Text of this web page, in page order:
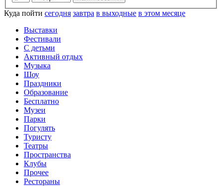
Куда пойти сегодня завтра в выходные в этом месяце
Выставки
Фестивали
С детьми
Активный отдых
Музыка
Шоу
Праздники
Образование
Бесплатно
Музеи
Парки
Погулять
Туристу
Театры
Пространства
Клубы
Прочее
Рестораны